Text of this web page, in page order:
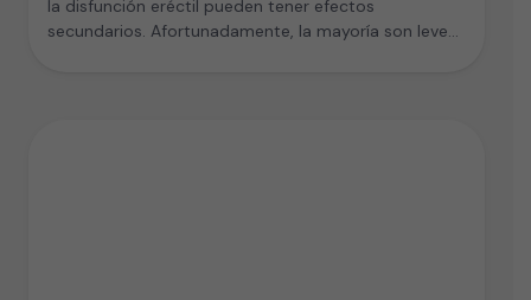
la disfunción eréctil pueden tener efectos
secundarios. Afortunadamente, la mayoría son leves.